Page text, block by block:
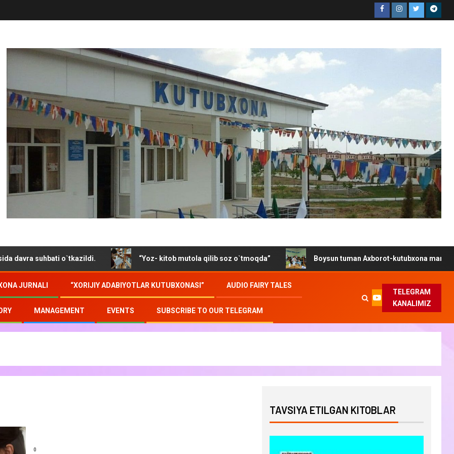
suhbati o`tkazildi. “Yoz- kitob mutola qilib soz o`tmoqda” Boysun tuman Axborot-kutubxona markazida
JURNALI “XORIJIY ADABIYOTLAR KUTUBXONASI” AUDIO FAIRY TALES
MANAGEMENT EVENTS SUBSCRIBE TO OUR TELEGRAM
TELEGRAM
KANALIMIZ
0
TAVSIYA ETILGAN KITOBLAR